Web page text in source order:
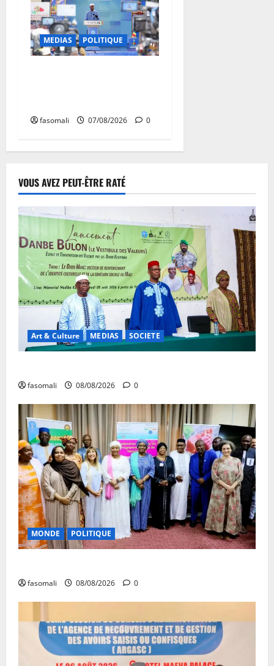
MEDIAS POLITIQUE
fasomali 07/08/2026 0
VOUS AVEZ PEUT-ÊTRE RATÉ
Art & Culture MEDIAS SOCIETE
fasomali 08/08/2026 0
MONDE POLITIQUE
fasomali 08/08/2026 0